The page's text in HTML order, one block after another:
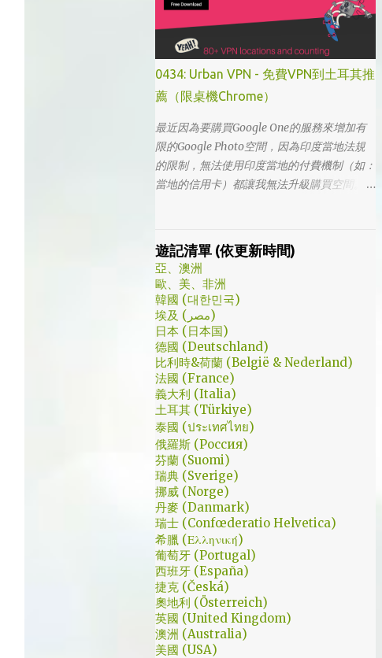
上面臨了美、日、韓劇的劇荒，個人又特愛喪
劇，我硬是在找出來看了一次…。 不得不說，
開頭的辦公室場景，打昆蟲的的情節和打在代
表頭上奇異動畫，讓我以為這是次世代的搞笑
辦公室劇。第一集看完的時候，說真的還真不
知道這部劇集要表達什麼 - 因為開頭讓我覺得
無厘頭的場景和後續開始步入至安的黑暗世
界，讓我好難入戲。 為什麼要作這飄蟲視角?
為什麼要加這些星星? 所以當我推這部戲給朋
友的時候，我和朋友說一定要撐過第一集，過
我還是在劇荒中，再重看第一集，意外的覺得
發現角色們的另外一面。像是大叔上班時原來
是講冷笑話的高手；至安那張毫無感情的臉，
讓人恐懼；另外大叔老婆偷情偷的天經地義，
無負擔，也讓我嚇到。 看這鏡頭有時候都不
知道老婆怎麼會回心轉意。 如同版友們所津
津樂道的，這部劇的細節很多，值得細細品嚐
的對話其實摘錄不完。但對我而言整部劇會燒
了起來，應該是從第四集，大叔把至安找進辦
公室談判開始 - 因為在當下風向完全測不出
來。這太不韓劇了；接著至安把都俊永代表玩
弄掌心的談判…這倒底是怎麼樣風格的劇集，
難倒是推理劇嗎? 但是主角三兄弟與媽媽的鬥
嘴，這不應該是家庭劇嗎? 說到家庭劇，這部
劇我第一個哭點和男女主角無關，而是在大哥
被罵，媽媽放下便當離開，之後對他微笑的那
場戲。然後我知道，我放不下這部劇了。 但
這編劇藥下的好猛，同一集還不肯放手。結尾
細節就不說了，硬是收的漂亮 - 這麼棒的劇才
第四集，不禁讓我倍感期待，也開始每週期待
上演的時間。 還加了Prison Break的梗，剛好
我就是PB的劇迷呀!!! 這應該是很感人的橋
0434: Urban VPN - 免費VPN到土耳其推
薦（限桌機Chrome）
最近因為要購買Google One的服務來增加有
限的Google Photo空間，因為印度當地法規
的限制，無法使用印度當地的付費機制（如：
當地的信用卡）都讓我無法升級購買空間。因
不少，而且還bundle了不少近年常提到的
VPN，像是NordVPN/ Surfshark等…但因為這
些VPN服務都已經沒有免費的試用期了… 在花
了幾個小時試了一下，目前與大家推薦的是
Urban VPN
遊記清單 (依更新時間)
亞、澳洲
歐、美、非洲
韓國 (대한민국)
埃及 (مصر)
日本 (日本国)
德國 (Deutschland)
比利時&荷蘭 (België & Nederland)
法國 (France)
義大利 (Italia)
土耳其 (Türkiye)
泰國 (ประเทศไทย)
俄羅斯 (Россия)
芬蘭 (Suomi)
瑞典 (Sverige)
挪威 (Norge)
丹麥 (Danmark)
瑞士 (Confœderatio Helvetica)
希臘 (Ελληνική)
葡萄牙 (Portugal)
西班牙 (España)
捷克 (Česká)
奧地利 (Österreich)
英國 (United Kingdom)
澳洲 (Australia)
美國 (USA)